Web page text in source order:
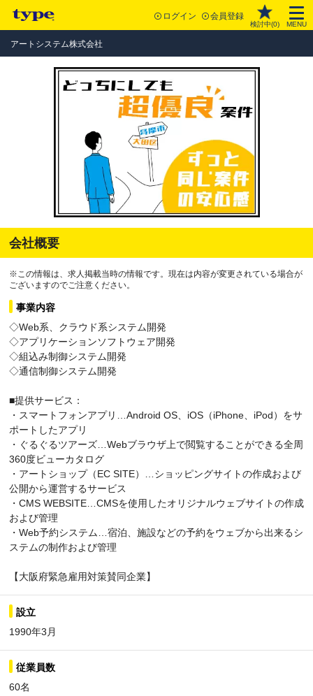
ログイン 会員登録
検討中(0) MENU
アートシステム株式会社
会社概要
※この情報は、求人掲載当時の情報です。現在は内容が変更されている場合が
ございますのでご注意ください。
事業内容
◇Web系、クラウド系システム開発
◇アプリケーションソフトウェア開発
◇組込み制御システム開発
◇通信制御システム開発
■提供サービス：
・スマートフォンアプリ…Android OS、iOS（iPhone、iPod）をサ
ポートしたアプリ
・ぐるぐるツアーズ…Webブラウザ上で閲覧することができる全周
360度ビューカタログ
・アートショップ（EC SITE）…ショッピングサイトの作成および
公開から運営するサービス
・CMS WEBSITE…CMSを使用したオリジナルウェブサイトの作成
および管理
・Web予約システム…宿泊、施設などの予約をウェブから出来るシ
ステムの制作および管理
【大阪府緊急雇用対策賛同企業】
設立
1990年3月
従業員数
60名